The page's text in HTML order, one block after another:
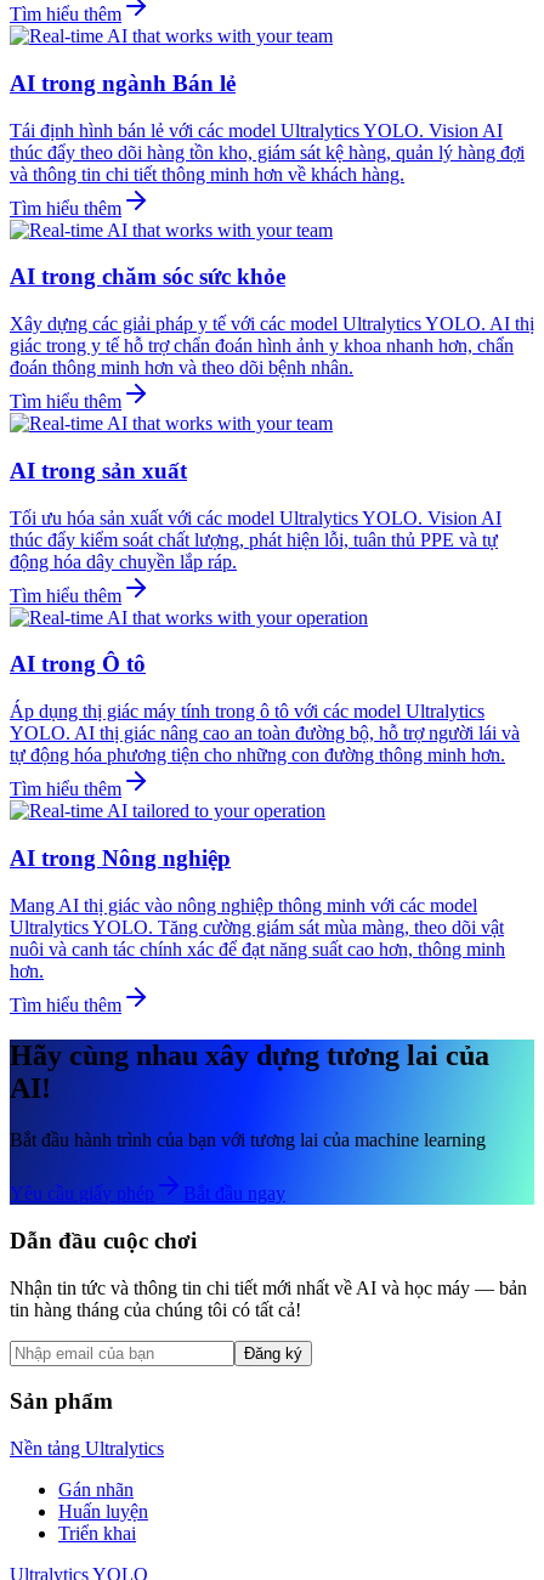
Tìm hiểu thêm
AI trong ngành Bán lẻ
Tái định hình bán lẻ với các model Ultralytics YOLO. Vision AI
thúc đẩy theo dõi hàng tồn kho, giám sát kệ hàng, quản lý hàng đợi
và thông tin chi tiết thông minh hơn về khách hàng.
Tìm hiểu thêm
AI trong chăm sóc sức khỏe
Xây dựng các giải pháp y tế với các model Ultralytics YOLO. AI thị
giác trong y tế hỗ trợ chẩn đoán hình ảnh y khoa nhanh hơn, chẩn
đoán thông minh hơn và theo dõi bệnh nhân.
Tìm hiểu thêm
AI trong sản xuất
Tối ưu hóa sản xuất với các model Ultralytics YOLO. Vision AI
thúc đẩy kiểm soát chất lượng, phát hiện lỗi, tuân thủ PPE và tự
động hóa dây chuyền lắp ráp.
Tìm hiểu thêm
AI trong Ô tô
Áp dụng thị giác máy tính trong ô tô với các model Ultralytics
YOLO. AI thị giác nâng cao an toàn đường bộ, hỗ trợ người lái và
tự động hóa phương tiện cho những con đường thông minh hơn.
Tìm hiểu thêm
AI trong Nông nghiệp
Mang AI thị giác vào nông nghiệp thông minh với các model
Ultralytics YOLO. Tăng cường giám sát mùa màng, theo dõi vật
nuôi và canh tác chính xác để đạt năng suất cao hơn, thông minh
hơn.
Tìm hiểu thêm
Hãy cùng nhau xây dựng tương lai của
AI!
Bắt đầu hành trình của bạn với tương lai của machine learning
Yêu cầu giấy phép Bắt đầu ngay
Dẫn đầu cuộc chơi
Nhận tin tức và thông tin chi tiết mới nhất về AI và học máy — bản
tin hàng tháng của chúng tôi có tất cả!
Đăng ký
Sản phẩm
Nền tảng Ultralytics
Gán nhãn
Huấn luyện
Triển khai
Ultralytics YOLO